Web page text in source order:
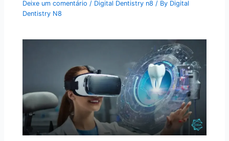
Deixe um comentário / Digital Dentistry n8 / By Digital
Dentistry N8